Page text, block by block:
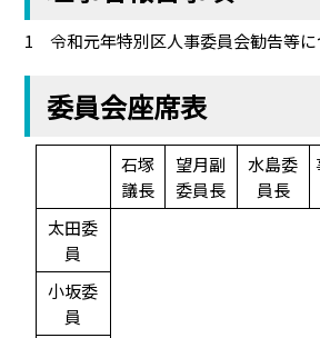
1 令和元年特別区人事委員会勧告等に
委員会座席表
石塚
議長
望月副
委員長
水島委
員長
太田委
員
小坂委
員